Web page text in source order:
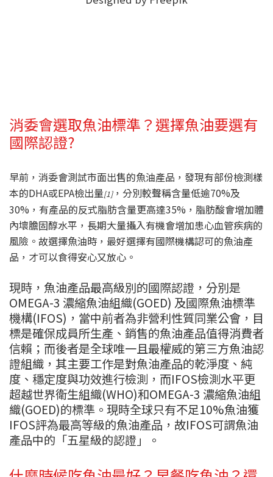
消委會選取魚油標準？選擇魚油要選有
國際認證?
早前，消委會測試市面出售的魚油產品，發現有部份檢測樣
本的DHA或EPA檢出量[1]，分別較聲稱含量低逾70%及
30%，有產品的反式脂肪含量更高達35%，脂肪酸會增加體
內壞膽固醇水平，長期大量攝入有機會增加患心血管疾病的
風險。故選擇魚油時，最好選擇有國際機構認可的魚油產
品，才可以食得安心又放心。
現時，魚油產品最高級別的國際認證，分別是
OMEGA-3 濃縮魚油組織(GOED) 及國際魚油標準
機構(IFOS)，當中前者為非營利性質同業公會，目
標是確保成員所生產、銷售的魚油產品值得消費者
信賴；而後者是全球唯一且最權威的第三方魚油認
證組織，其主要工作是對魚油產品的乾淨度、純
度、穩定度與功效進行檢測，而IFOS檢測水平更
超越世界衛生組織(WHO)和OMEGA-3 濃縮魚油組
織(GOED)的標準。現時全球只有不足10%魚油獲
IFOS評為最高等級的魚油產品，故IFOS可謂魚油
產品中的「五星級的認證」。